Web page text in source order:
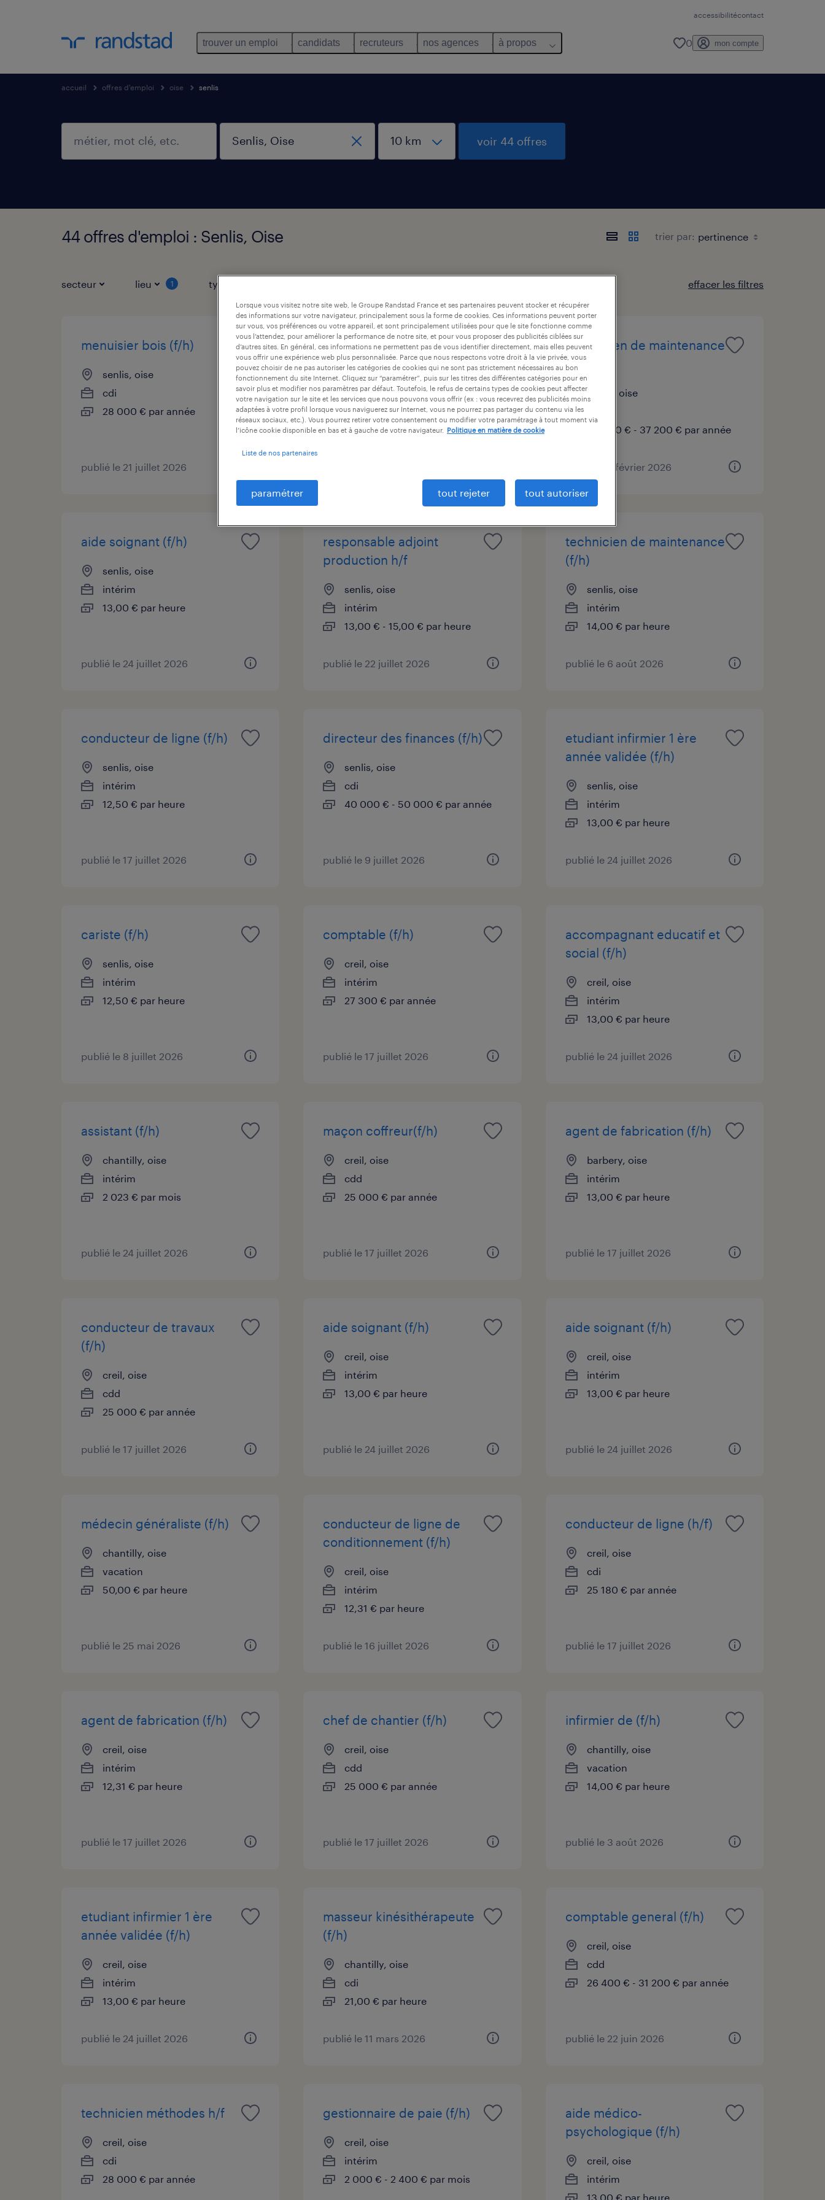
accessibilitécontact
trouver un emploi candidats recruteurs nos agences à propos 0 mon compte
accueil offres d'emploi oise senlis
voir 44 offres
44 offres d'emploi : Senlis, Oise trier par:
secteur lieu 1 type de contrat effacer les filtres
menuisier bois (f/h)
senlis, oise
cdi
28 000 € par année
publié le 21 juillet 2026
emploi d'été : chargé de
clientèle de banque (f/h)
senlis, oise
intérim
26 000 € - 29 000 € par année
technicien de maintenance
(f/h)
senlis, oise
35 000 € - 37 200 € par année
publié le 2 février 2026
aide soignant (f/h)
senlis, oise
intérim
13,00 € par heure
publié le 24 juillet 2026
responsable adjoint
production h/f
senlis, oise
intérim
13,00 € - 15,00 € par heure
publié le 22 juillet 2026
technicien de maintenance
(f/h)
senlis, oise
intérim
14,00 € par heure
publié le 6 août 2026
conducteur de ligne (f/h)
senlis, oise
intérim
12,50 € par heure
publié le 17 juillet 2026
directeur des finances (f/h)
senlis, oise
cdi
40 000 € - 50 000 € par année
publié le 9 juillet 2026
etudiant infirmier 1 ère
année validée (f/h)
senlis, oise
intérim
13,00 € par heure
publié le 24 juillet 2026
cariste (f/h)
senlis, oise
intérim
12,50 € par heure
publié le 8 juillet 2026
comptable (f/h)
creil, oise
intérim
27 300 € par année
publié le 17 juillet 2026
accompagnant educatif et
social (f/h)
creil, oise
intérim
13,00 € par heure
publié le 24 juillet 2026
assistant (f/h)
chantilly, oise
intérim
2 023 € par mois
publié le 24 juillet 2026
maçon coffreur(f/h)
creil, oise
cdd
25 000 € par année
publié le 17 juillet 2026
agent de fabrication (f/h)
barbery, oise
intérim
13,00 € par heure
publié le 17 juillet 2026
conducteur de travaux
(f/h)
creil, oise
cdd
25 000 € par année
publié le 17 juillet 2026
aide soignant (f/h)
creil, oise
intérim
13,00 € par heure
publié le 24 juillet 2026
aide soignant (f/h)
creil, oise
intérim
13,00 € par heure
publié le 24 juillet 2026
médecin généraliste (f/h)
chantilly, oise
vacation
50,00 € par heure
publié le 25 mai 2026
conducteur de ligne de
conditionnement (f/h)
creil, oise
intérim
12,31 € par heure
publié le 16 juillet 2026
conducteur de ligne (h/f)
creil, oise
cdi
25 180 € par année
publié le 17 juillet 2026
agent de fabrication (f/h)
creil, oise
intérim
12,31 € par heure
publié le 17 juillet 2026
chef de chantier (f/h)
creil, oise
cdd
25 000 € par année
publié le 17 juillet 2026
infirmier de (f/h)
chantilly, oise
vacation
14,00 € par heure
publié le 3 août 2026
etudiant infirmier 1 ère
année validée (f/h)
creil, oise
intérim
13,00 € par heure
publié le 24 juillet 2026
masseur kinésithérapeute
(f/h)
chantilly, oise
cdi
21,00 € par heure
publié le 11 mars 2026
comptable general (f/h)
creil, oise
cdd
26 400 € - 31 200 € par année
publié le 22 juin 2026
technicien méthodes h/f
creil, oise
cdi
28 000 € par année
gestionnaire de paie (f/h)
creil, oise
intérim
2 000 € - 2 400 € par mois
aide médico-
psychologique (f/h)
creil, oise
intérim
13,00 € par heure
Lorsque vous visitez notre site web, le Groupe Randstad France et ses partenaires peuvent stocker et récupérer
des informations sur votre navigateur, principalement sous la forme de cookies. Ces informations peuvent porter
sur vous, vos préférences ou votre appareil, et sont principalement utilisées pour que le site fonctionne comme
vous l’attendez, pour améliorer la performance de notre site, et pour vous proposer des publicités ciblées sur
d’autres sites. En général, ces informations ne permettent pas de vous identifier directement, mais elles peuvent
vous offrir une expérience web plus personnalisée. Parce que nous respectons votre droit à la vie privée, vous
pouvez choisir de ne pas autoriser les catégories de cookies qui ne sont pas strictement nécessaires au bon
fonctionnement du site Internet. Cliquez sur “paramétrer”, puis sur les titres des différentes catégories pour en
savoir plus et modifier nos paramètres par défaut. Toutefois, le refus de certains types de cookies peut affecter
votre navigation sur le site et les services que nous pouvons vous offrir (ex : vous recevrez des publicités moins
adaptées à votre profil lorsque vous naviguerez sur Internet, vous ne pourrez pas partager du contenu via les
réseaux sociaux, etc.). Vous pourrez retirer votre consentement ou modifier votre paramétrage à tout moment via
l’icône cookie disponible en bas et à gauche de votre navigateur.
Politique en matière de cookie
Liste de nos partenaires
paramétrer tout rejeter tout autoriser